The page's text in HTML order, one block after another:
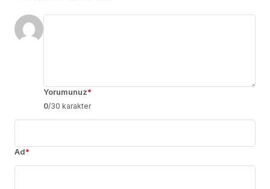
Yorumunuz*
0/30 karakter
Ad*